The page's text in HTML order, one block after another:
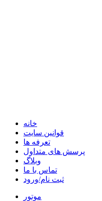
خانه
قوانین سایت
تعرفه ها
پرسش های متداول
وبلاگ
تماس با ما
ثبت نام/ورود
موتور